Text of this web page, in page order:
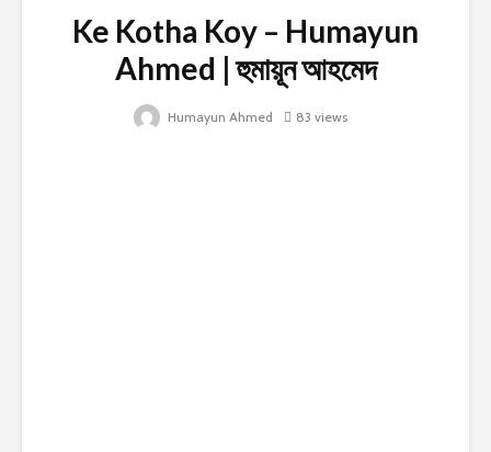
Ke Kotha Koy – Humayun
Ahmed | হুমায়ূন আহমেদ
Humayun Ahmed 83 views